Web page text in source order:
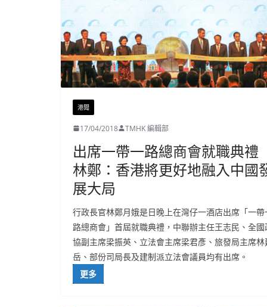
港聞
17/04/2018 TMHK 編輯部
出席一帶一路總商會就職典禮
林鄭：香港將更好地融入中國
展大局
行政長官林鄭月娥是日晚上在灣仔一酒店出席「一帶
路總商會」首屆就職典禮，中聯辦主任王志民、全國
協副主席梁振英、立法會主席梁君彥、旅發局主席林
岳、部份司局長及建制派立法會議員均有出席。
更多